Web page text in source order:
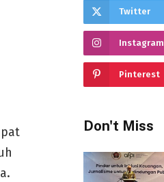
Twitter
Instagram
Pinterest
Don't Miss